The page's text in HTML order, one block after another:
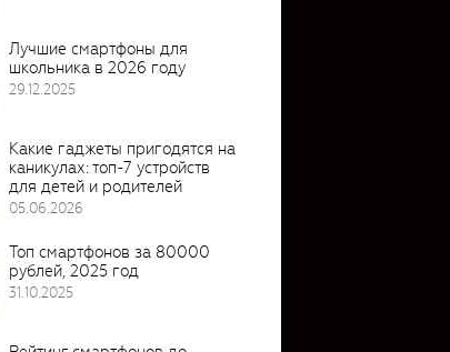
Лучшие смартфоны для
школьника в 2026 году
29.12.2025
Какие гаджеты пригодятся на
каникулах: топ-7 устройств
для детей и родителей
05.06.2026
Топ смартфонов за 80000
рублей, 2025 год
31.10.2025